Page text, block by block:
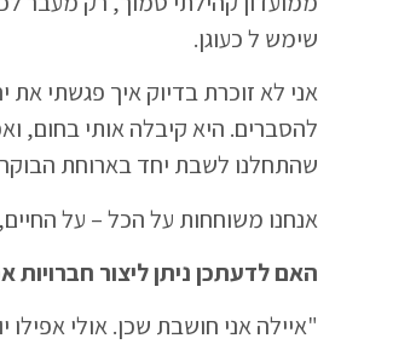
שימש ל כעוגן.
אני לא זוכרת בדיוק איך פגשתי את
להסברים. היא קיבלה אותי בחום,
שהתחלנו לשבת יחד בארוחת
אנחנו משוחחות על הכל – על
האם לדעתכן ניתן ליצור
"איילה אני חושבת שכן. אולי